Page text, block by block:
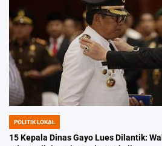
POSTED
IN
POLITIK LOKAL
15 Kepala Dinas Gayo Lues Dilantik: